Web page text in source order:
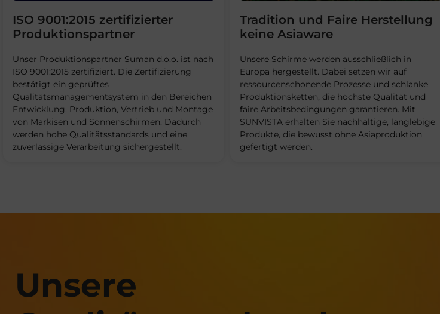
ISO 9001:2015 zertifizierter
Produktionspartner
Unser Produktionspartner Suman d.o.o. ist nach
ISO 9001:2015 zertifiziert. Die Zertifizierung
bestätigt ein geprüftes
Qualitätsmanagementsystem in den Bereichen
Entwicklung, Produktion, Vertrieb und Montage
von Markisen und Sonnenschirmen. Dadurch
werden hohe Qualitätsstandards und eine
zuverlässige Verarbeitung sichergestellt.
Tradition und Faire Herstellung
keine Asiaware
Unsere Schirme werden ausschließlich in
Europa hergestellt. Dabei setzen wir auf
ressourcenschonende Prozesse und schlanke
Produktionsketten, die höchste Qualität und
faire Arbeitsbedingungen garantieren. Mit
SUNVISTA erhalten Sie nachhaltige, langlebige
Produkte, die bewusst ohne Asiaproduktion
gefertigt werden.
Unsere